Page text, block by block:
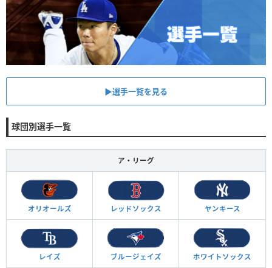
▶︎選手一覧を見る
球団別選手一覧
ア・リーグ
オリオールズ レッドソックス ヤンキース
レイズ ブルージェイズ ホワイトソックス